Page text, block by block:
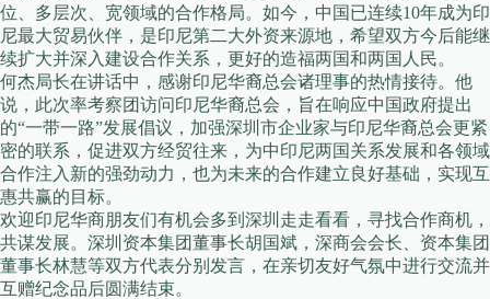
位、多层次、宽领域的合作格局。如今，中国已连续10年成为印
尼最大贸易伙伴，是印尼第二大外资来源地，希望双方今后能继
续扩大并深入建设合作关系，更好的造福两国和两国人民。
何杰局长在讲话中，感谢印尼华裔总会诸理事的热情接待。他
说，此次率考察团访问印尼华裔总会，旨在响应中国政府提出
的“一带一路”发展倡议，加强深圳市企业家与印尼华裔总会更紧
密的联系，促进双方经贸往来，为中印尼两国关系发展和各领域
合作注入新的强劲动力，也为未来的合作建立良好基础，实现互
惠共赢的目标。
欢迎印尼华商朋友们有机会多到深圳走走看看，寻找合作商机，
共谋发展。深圳资本集团董事长胡国斌，深商会会长、资本集团
董事长林慧等双方代表分别发言，在亲切友好气氛中进行交流并
互赠纪念品后圆满结束。